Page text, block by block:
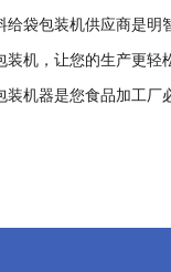
给袋包装机供应商是明
装机，让您的生产更轻
装机器是您食品加工厂